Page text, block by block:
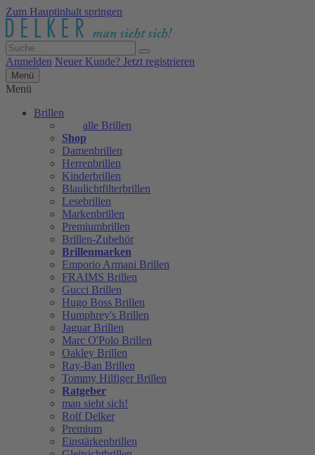
Zum Hauptinhalt springen
Anmelden Neuer Kunde? Jetzt registrieren
Menü
Menü
Brillen
alle Brillen
Shop
Damenbrillen
Herrenbrillen
Kinderbrillen
Blaulichtfilterbrillen
Lesebrillen
Markenbrillen
Premiumbrillen
Brillen-Zubehör
Brillenmarken
Emporio Armani Brillen
FRAIMS Brillen
Gucci Brillen
Hugo Boss Brillen
Humphrey's Brillen
Jaguar Brillen
Marc O'Polo Brillen
Oakley Brillen
Ray-Ban Brillen
Tommy Hilfiger Brillen
Ratgeber
man sieht sich!
Rolf Delker
Premium
Einstärkenbrillen